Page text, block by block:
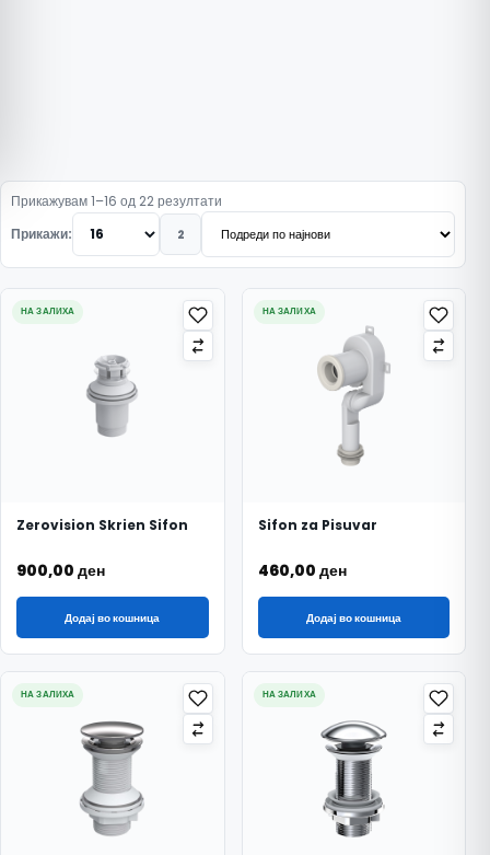
Прикажувам 1–16 од 22 резултати
Прикажи:
2
НА ЗАЛИХА
Zerovision Skrien Sifon
900,00 ден
Додај во кошница
НА ЗАЛИХА
Sifon za Pisuvar
460,00 ден
Додај во кошница
НА ЗАЛИХА НА ЗАЛИХА